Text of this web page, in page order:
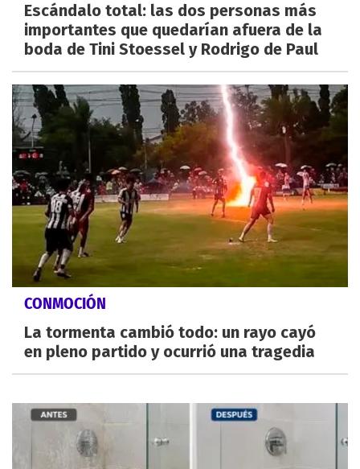
Escándalo total: las dos personas más
importantes que quedarían afuera de la
boda de Tini Stoessel y Rodrigo de Paul
CONMOCIÓN
La tormenta cambió todo: un rayo cayó
en pleno partido y ocurrió una tragedia